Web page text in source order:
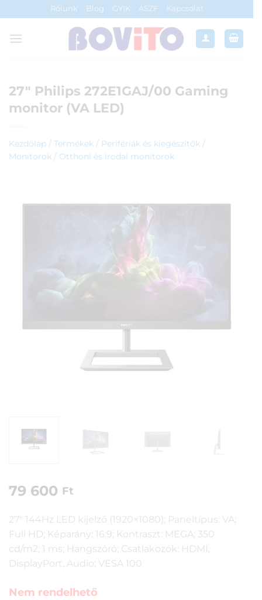
to
content
Rólunk Blog GYIK ÁSZF Kapcsolat
27″ Philips 272E1GAJ/00 Gaming
monitor (VA LED)
Kezdőlap / Termékek / Perifériák és kiegészítők /
Monitorok / Otthoni és irodai monitorok
79 600 Ft
27″ 144Hz LED kijelző (1920×1080); Paneltípus: VA;
Full HD; Képarány: 16:9; Kontraszt: MEGA; 350
cd/m2; 1 ms; Hangszóró; Csatlakozók: HDMI,
DisplayPort, Audio; VESA 100
Nem rendelhető